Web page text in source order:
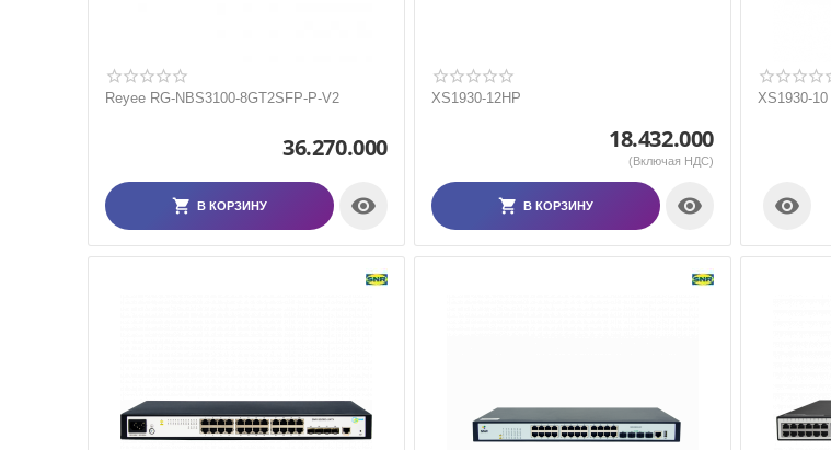
Reyee RG-NBS3100-8GT2SFP-P-V2
36.270.000
В КОРЗИНУ 
XS1930-12HP
18.432.000
(Включая НДС)
В КОРЗИНУ 
XS1930-10
